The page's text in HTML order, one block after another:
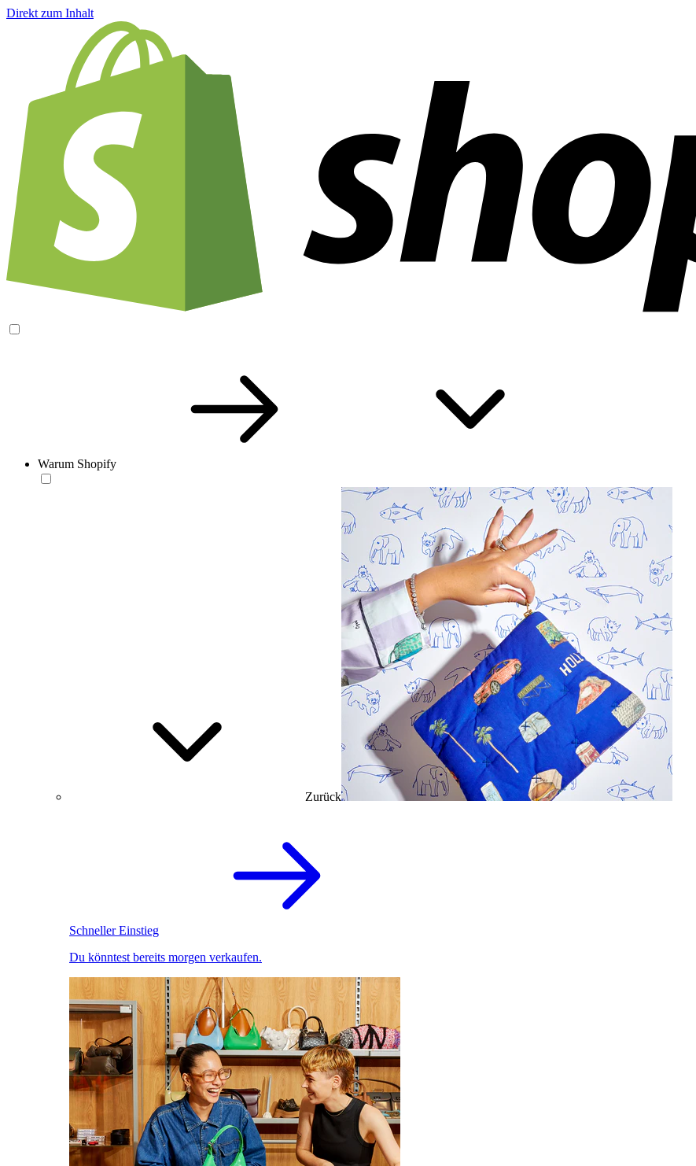
Direkt zum Inhalt
Warum Shopify
Zurück
Schneller Einstieg
Du könntest bereits morgen verkaufen.